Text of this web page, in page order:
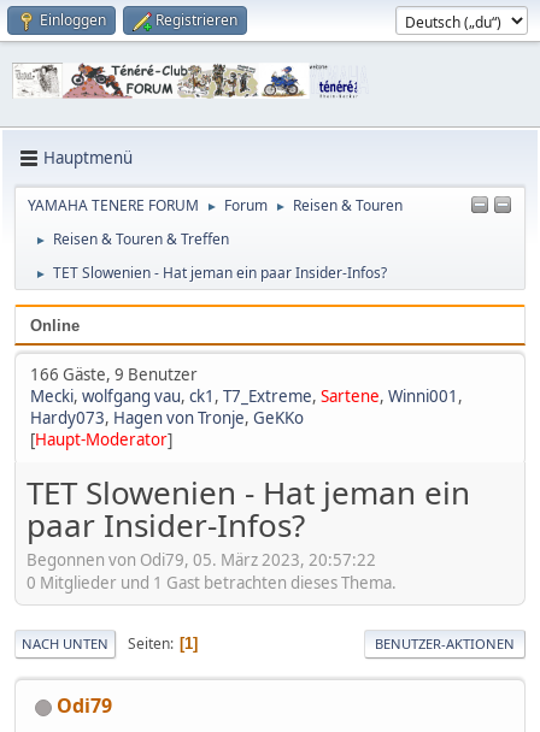
Einloggen Registrieren
Hauptmenü
YAMAHA TENERE FORUM ► Forum ► Reisen & Touren
► Reisen & Touren & Treffen
► TET Slowenien - Hat jeman ein paar Insider-Infos?
Online
166 Gäste, 9 Benutzer
Mecki, wolfgang vau, ck1 , T7_Extreme, Sartene, Winni001 ,
Hardy073, Hagen von Tronje, GeKKo
[Haupt-Moderator]
TET Slowenien - Hat jeman ein
paar Insider-Infos?
Begonnen von Odi79, 05. März 2023, 20:57:22
0 Mitglieder und 1 Gast betrachten dieses Thema.
NACH UNTEN Seiten 1 BENUTZER-AKTIONEN
Odi79